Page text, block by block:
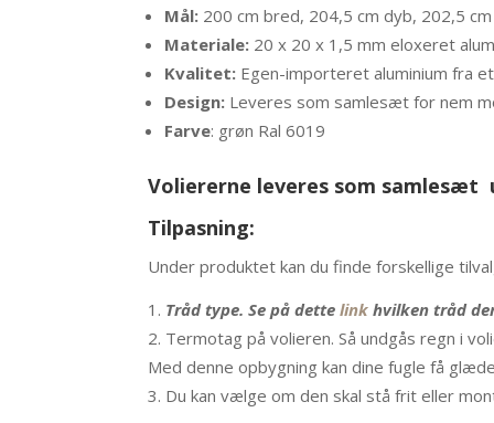
Mål: 200 cm bred, 204,5 cm dyb, 202,5
Materiale: 20 x 20 x 1,5 mm eloxeret
Kvalitet: Egen-importeret aluminium fra
Design: Leveres som samlesæt for nem
Farve: grøn Ral 6019
Voliererne leveres som samlesæt
Tilpasning:
Under produktet kan du finde forskellige
Tråd type. Se på dettelink hvilken tråd
Termotag på volieren. Så undgås regn i
Med denne opbygning kan dine fugle få
Du kan vælge om den skal stå frit eller